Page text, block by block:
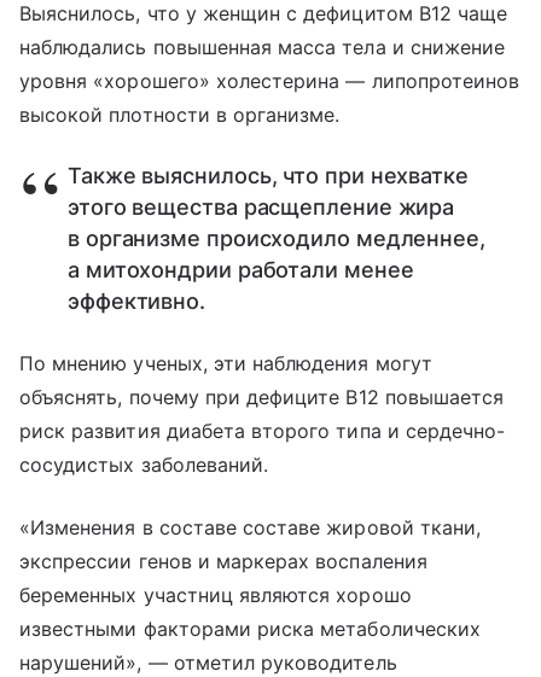
Выяснилось, что у женщин с дефицитом B12 чаще
наблюдались повышенная масса тела и снижение
уровня «хорошего» холестерина — липопротеинов
высокой плотности в организме.
Также выяснилось, что при нехватке
этого вещества расщепление жира
в организме происходило медленнее,
а митохондрии работали менее
эффективно.
По мнению ученых, эти наблюдения могут
объяснять, почему при дефиците B12 повышается
риск развития диабета второго типа и сердечно-
сосудистых заболеваний.
«Изменения в составе составе жировой ткани,
экспрессии генов и маркерах воспаления
беременных участниц являются хорошо
известными факторами риска метаболических
нарушений», — отметил руководитель